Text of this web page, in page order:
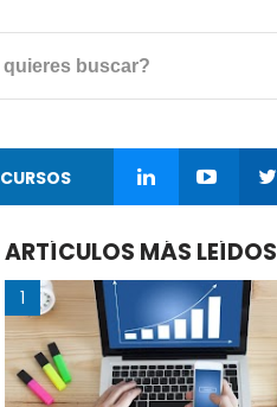
CURSOS
ARTÍCULOS MÁS LEÍDOS